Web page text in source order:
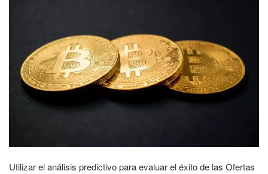
Utilizar el análisis predictivo para evaluar el éxito de las Ofertas